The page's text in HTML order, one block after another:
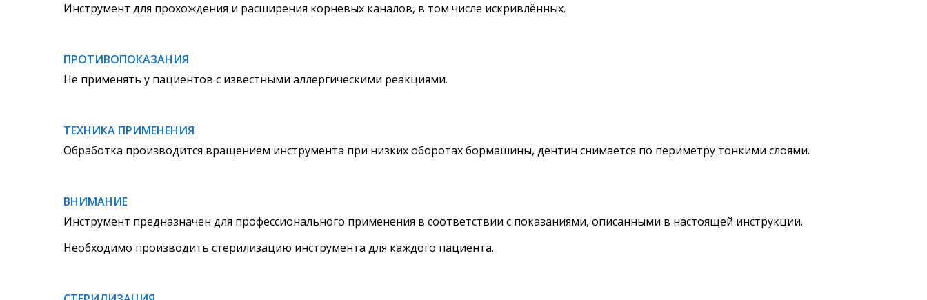
Инструмент для прохождения и расширения корневых каналов, в том числе искривлённых.
ПРОТИВОПОКАЗАНИЯ
Не применять у пациентов с известными аллергическими реакциями.
ТЕХНИКА ПРИМЕНЕНИЯ
Обработка производится вращением инструмента при низких оборотах бормашины, дентин снимается по периметру тонкими слоями.
ВНИМАНИЕ
Инструмент предназначен для профессионального применения в соответствии с показаниями, описанными в настоящей инструкции.
Необходимо производить стерилизацию инструмента для каждого пациента.